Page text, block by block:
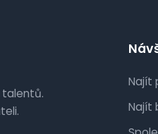
Najít
Najít